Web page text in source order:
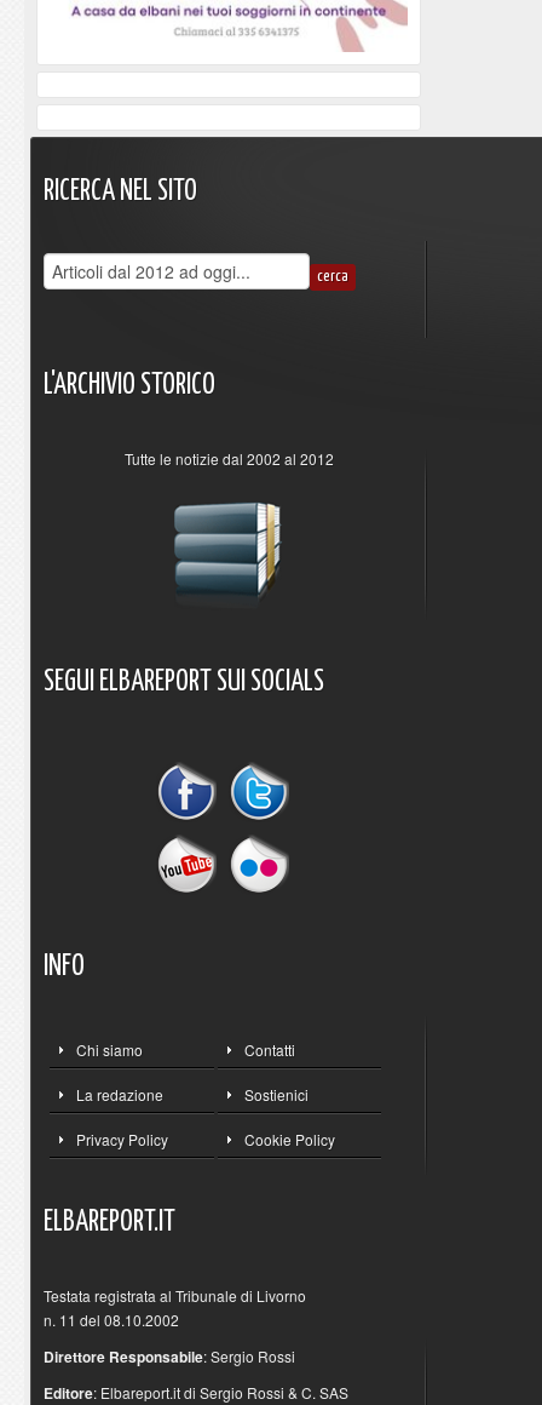
RICERCA NEL SITO
L'ARCHIVIO STORICO
Tutte le notizie dal 2002 al 2012
SEGUI ELBAREPORT SUI SOCIALS
INFO
Chi siamo Contatti
La redazione Sostienici
Privacy Policy Cookie Policy
ELBAREPORT.IT
Testata registrata al Tribunale di Livorno
n. 11 del 08.10.2002
Direttore Responsabile: Sergio Rossi
Editore: Elbareport.it di Sergio Rossi & C. SAS